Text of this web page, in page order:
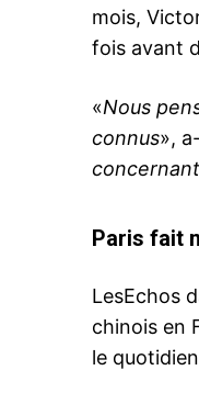
mois,
fois avant
«Nous
connus»,
Paris fait
LesEchos
chinois en
le